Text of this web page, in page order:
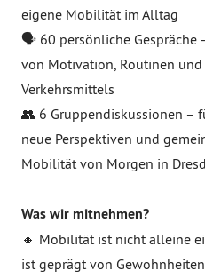
eigene Mobilität im Alltag
🗣️ 60 persönliche Gespräche
von Motivation, Routinen
Verkehrsmittels
👥 6 Gruppendiskussionen –
neue Perspektiven und
Mobilität von Morgen in
Was wir mitnehmen?
🔸 Mobilität ist nicht alleine
ist geprägt von